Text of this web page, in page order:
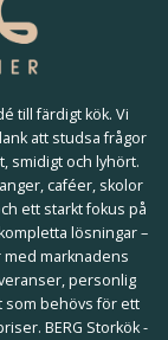
till färdigt kök. Vi
att studsa frågor
smidigt och lyhört.
caféer, skolor
ett starkt fokus på
lösningar –
med marknadens
personlig
som behövs för ett
BERG Storkök -